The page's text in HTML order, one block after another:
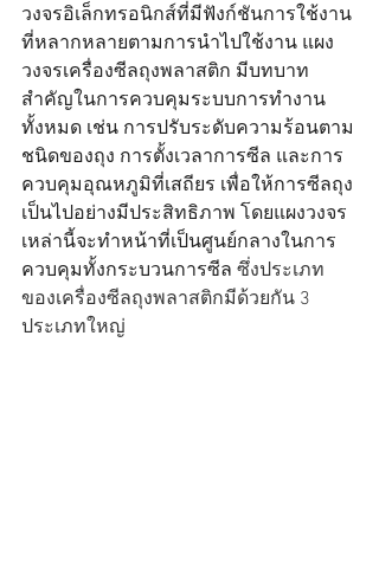
วงจรอิเล็กทรอนิกส์ที่มีฟังก์ชันการใช้งาน
ที่หลากหลายตามการนำไปใช้งาน แผง
วงจรเครื่องซีลถุงพลาสติก มีบทบาท
สำคัญในการควบคุมระบบการทำงาน
ทั้งหมด เช่น การปรับระดับความร้อนตาม
ชนิดของถุง การตั้งเวลาการซีล และการ
ควบคุมอุณหภูมิที่เสถียร เพื่อให้การซีลถุง
เป็นไปอย่างมีประสิทธิภาพ โดยแผงวงจร
เหล่านี้จะทำหน้าที่เป็นศูนย์กลางในการ
ควบคุมทั้งกระบวนการซีล ซึ่งประเภท
ของเครื่องซีลถุงพลาสติกมีด้วยกัน 3
ประเภทใหญ่